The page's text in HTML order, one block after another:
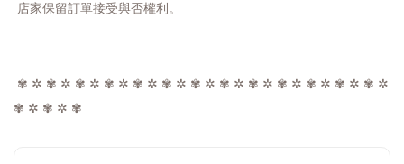
店家保留訂單接受與否權利。
✾ ✲ ✾ ✲ ✾ ✲ ✾ ✲ ✾ ✲ ✾ ✲ ✾ ✲ ✾ ✲ ✾ ✲ ✾ ✲ ✾ ✲ ✾ ✲ ✾ ✲
✾ ✲ ✾ ✲ ✾